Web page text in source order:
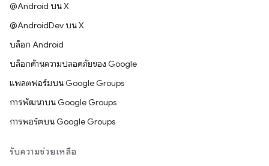
@Android บน X
@AndroidDev บน X
บล็อก Android
บล็อกด้านความปลอดภัยของ Google
แพลตฟอร์มบน Google Groups
การพัฒนาบน Google Groups
การพอร์ตบน Google Groups
รับความช่วยเหลือ